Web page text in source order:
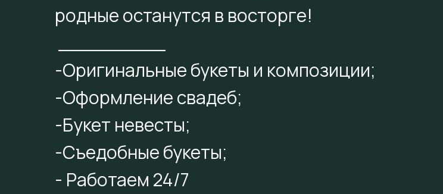
родные останутся в восторге!
_________
-Оригинальные букеты и композиции;
-Оформление свадеб;
-Букет невесты;
-Съедобные букеты;
- Работаем 24/7